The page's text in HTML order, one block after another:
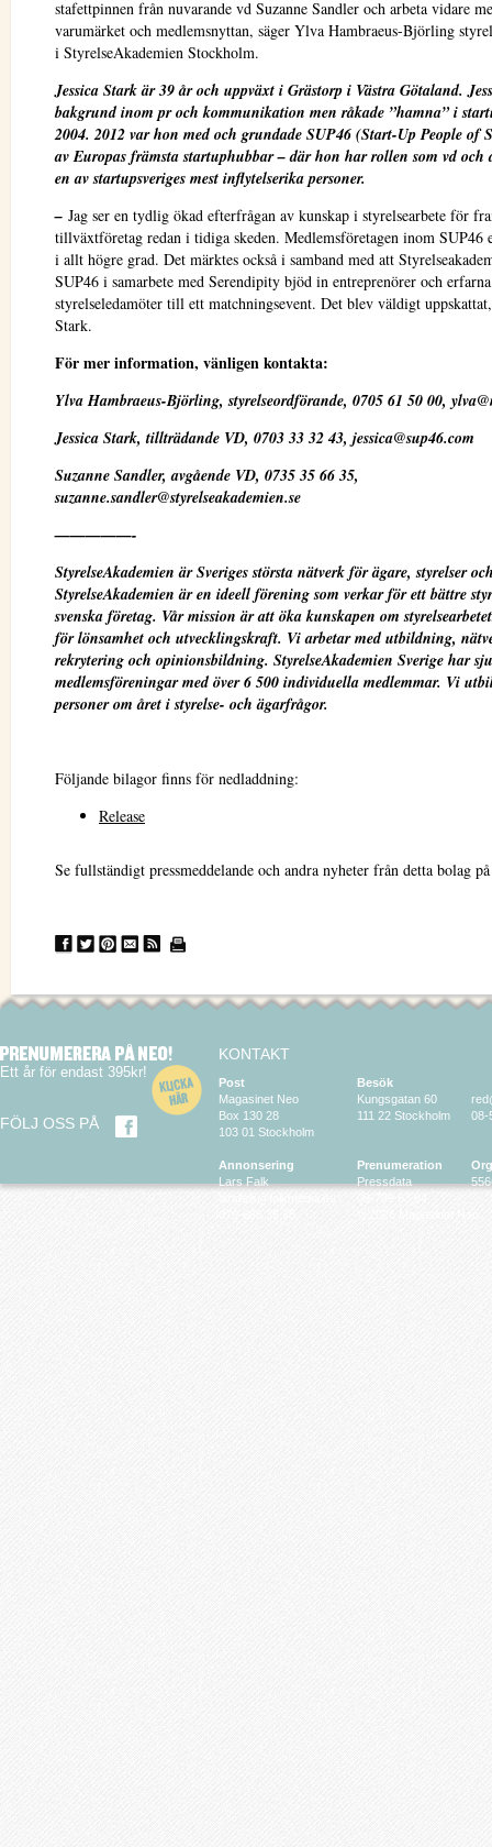
stafettpinnen från nuvarande vd Suzanne Sandler och arbeta vidare
varumärket och medlemsnyttan, säger Ylva Hambraeus-Björling
i StyrelseAkademien Stockholm.
Jessica Stark är 39 år och uppväxt i Grästorp i Västra Götaland.
bakgrund inom pr och kommunikation men råkade ”hamna” i
2004. 2012 var hon med och grundade SUP46 (Start-Up People of
av Europas främsta startuphubbar – där hon har rollen som vd och
en av startupsveriges mest inflytelserika personer.
– Jag ser en tydlig ökad efterfrågan av kunskap i styrelsearbete för
tillväxtföretag redan i tidiga skeden. Medlemsföretagen inom SUP46
i allt högre grad. Det märktes också i samband med att
SUP46 i samarbete med Serendipity bjöd in entreprenörer och erfarna
styrelseledamöter till ett matchningsevent. Det blev väldigt uppskattat,
Stark.
För mer information, vänligen kontakta:
Ylva Hambraeus-Björling, styrelseordförande, 0705 61 50 00,
Jessica Stark, tillträdande VD, 0703 33 32 43, jessica@sup46.com
Suzanne Sandler, avgående VD, 0735 35 66 35,
suzanne.sandler@styrelseakademien.se
—————-
StyrelseAkademien är Sveriges största nätverk för ägare, styrelser
StyrelseAkademien är en ideell förening som verkar för ett bättre
svenska företag. Vår mission är att öka kunskapen om
för lönsamhet och utvecklingskraft. Vi arbetar med utbildning,
rekrytering och opinionsbildning. StyrelseAkademien Sverige har
medlemsföreningar med över 6 500 individuella medlemmar. Vi
personer om året i styrelse- och ägarfrågor.
Följande bilagor finns för nedladdning:
Release
Se fullständigt pressmeddelande och andra nyheter från detta bolag
Ett år för endast 395kr!
FÖLJ OSS PÅ
KONTAKT
Post
Magasinet Neo
Box 130 28
103 01 Stockholm
Annonsering
Lars Falk
Besök
Kungsgatan 60
111 22 Stockholm
Prenumeration
Pressdata
08-